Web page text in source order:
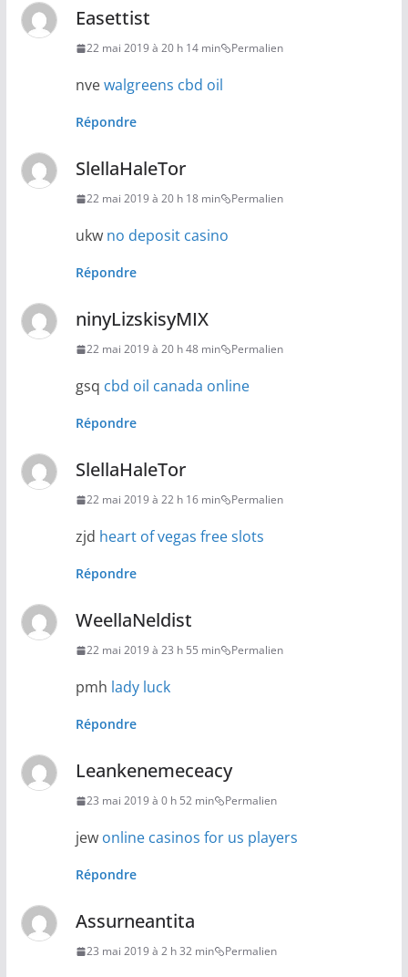
Easettist
22 mai 2019 à 20 h 14 min Permalien
nvewalgreens cbd oil
Répondre
SlellaHaleTor
22 mai 2019 à 20 h 18 min Permalien
ukw no deposit casino
Répondre
ninyLizskisyMIX
22 mai 2019 à 20 h 48 min Permalien
gsq cbd oil canada online
Répondre
SlellaHaleTor
22 mai 2019 à 22 h 16 min Permalien
zjd heart of vegas free slots
Répondre
WeellaNeldist
22 mai 2019 à 23 h 55 min Permalien
pmh lady luck
Répondre
Leankenemeceacy
23 mai 2019 à 0 h 52 min Permalien
jew online casinos for us players
Répondre
Assurneantita
23 mai 2019 à 2 h 32 min Permalien